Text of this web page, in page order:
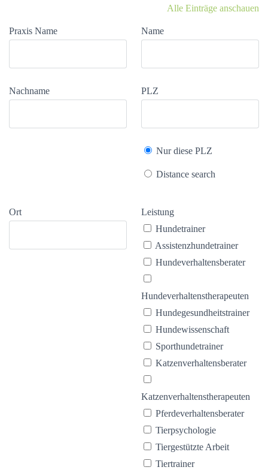
Alle Einträge anschauen
Praxis Name Name
Nachname PLZ
Nur diese PLZ
Distance search
Ort
Leistung
Hundetrainer
Assistenzhundetrainer
Hundeverhaltensberater
Hundeverhaltenstherapeuten
Hundegesundheitstrainer
Hundewissenschaft
Sporthundetrainer
Katzenverhaltensberater
Katzenverhaltenstherapeuten
Pferdeverhaltensberater
Tierpsychologie
Tiergestützte Arbeit
Tiertrainer